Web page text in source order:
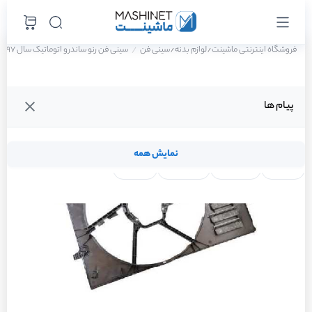
پیام ها
نمایش همه
فروشگاه اینترنتی ماشینت/لوازم بدنه/سینی فن سینی فن رنو ساندرو اتوماتیک سال 1397